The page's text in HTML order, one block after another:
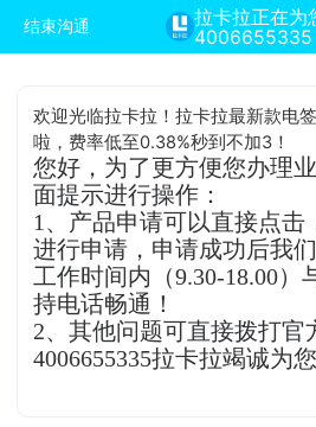
结束沟通
拉卡拉正在为
4006655335
欢迎光临拉卡拉！拉卡拉最新款电
啦，费率低至0.38%秒到不加3！
您好，为了更方便您办理
面提示进行操作：
1、产品申请可以直接点击
进行申请，申请成功后我
工作时间内（9.30-18.00）
持电话畅通！
2、其他问题可直接拨打官
4006655335拉卡拉竭诚为